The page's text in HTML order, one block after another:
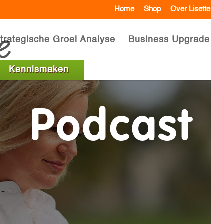
Home Shop Over Lisette
Groei Analyse Business Upgrade
Kennismaken
Podcast